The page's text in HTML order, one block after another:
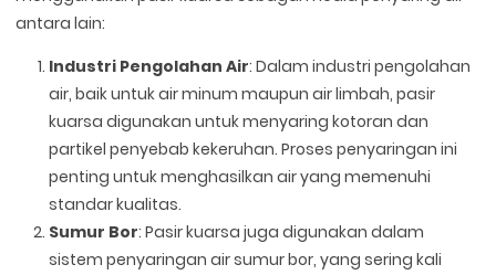
antara lain:
Industri Pengolahan Air: Dalam industri pengolahan
air, baik untuk air minum maupun air limbah, pasir
kuarsa digunakan untuk menyaring kotoran dan
partikel penyebab kekeruhan. Proses penyaringan ini
penting untuk menghasilkan air yang memenuhi
standar kualitas.
Sumur Bor: Pasir kuarsa juga digunakan dalam
sistem penyaringan air sumur bor, yang sering kali